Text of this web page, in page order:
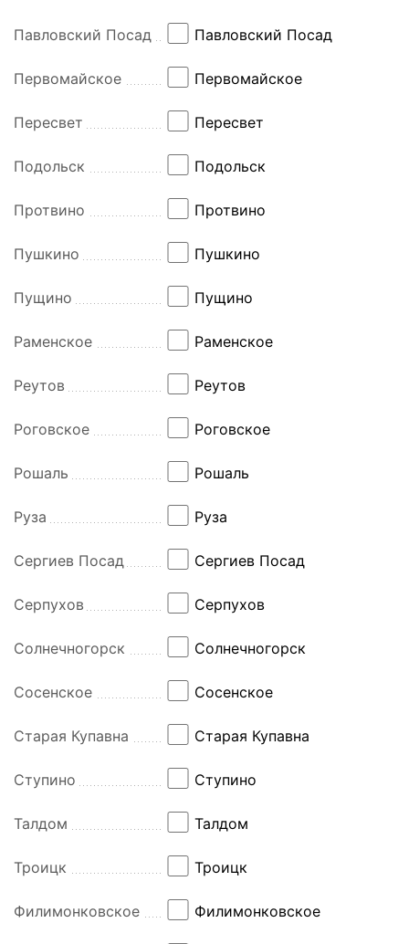
Павловский Посад Павловский Посад
Первомайское Первомайское
Пересвет Пересвет
Подольск Подольск
Протвино Протвино
Пушкино Пушкино
Пущино Пущино
Раменское Раменское
Реутов Реутов
Роговское Роговское
Рошаль Рошаль
Руза Руза
Сергиев Посад Сергиев Посад
Серпухов Серпухов
Солнечногорск Солнечногорск
Сосенское Сосенское
Старая Купавна Старая Купавна
Ступино Ступино
Талдом Талдом
Троицк Троицк
Филимонковское Филимонковское